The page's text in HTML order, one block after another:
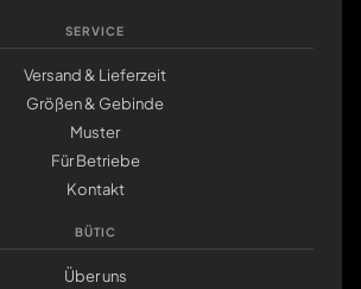
SERVICE
Versand & Lieferzeit
Größen & Gebinde
Muster
Für Betriebe
Kontakt
BÜTIC
Über uns